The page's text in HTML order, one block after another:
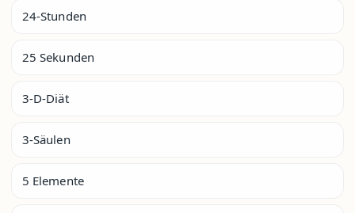
24-Stunden
25 Sekunden
3-D-Diät
3-Säulen
5 Elemente